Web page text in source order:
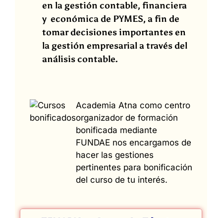
en la gestión contable, financiera
y económica de PYMES, a fin de
tomar decisiones importantes en
la gestión empresarial a través del
análisis contable.
Academia Atna como centro
organizador de formación
bonificada mediante
FUNDAE nos encargamos de
hacer las gestiones
pertinentes para bonificación
del curso de tu interés.